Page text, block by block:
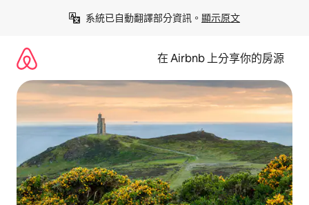
系統已自動翻譯部分資訊。 顯示原文
在 Airbnb 上分享你的房源